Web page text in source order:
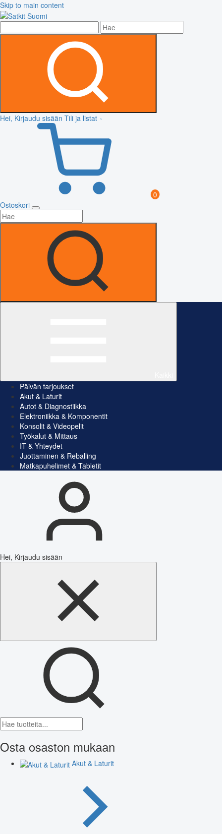
Skip to main content
Hei, Kirjaudu sisään Tili ja listat
0
Ostoskori
Päivän tarjoukset
Akut & Laturit
Autot & Diagnostiikka
Elektroniikka & Komponentit
Konsolit & Videopelit
Työkalut & Mittaus
IT & Yhteydet
Juottaminen & Reballing
Matkapuhelimet & Tabletit
Hei, Kirjaudu sisään
Osta osaston mukaan
Akut & Laturit